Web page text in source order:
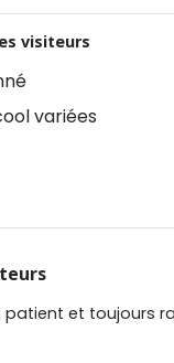
visiteurs
variées
patient et toujours